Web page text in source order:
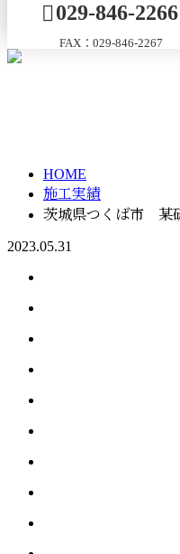
029-846-2266
FAX：029-846-2267
HOME
施工実績
茨城県つくば市 某
2023.05.31